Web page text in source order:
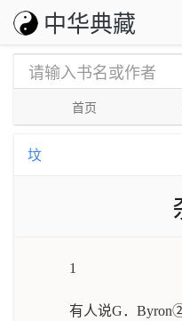
中华典藏
首页
坟
1
有人说G．